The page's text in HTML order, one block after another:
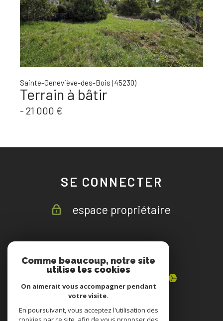
Sainte-Geneviève-des-Bois (45230)
Terrain à bâtir
- 21 000 €
SE CONNECTER
espace propriétaire
ADHÉRENTS
Comme beaucoup, notre site
utilise les cookies
On aimerait vous accompagner pendant
votre visite.
En poursuivant, vous acceptez l'utilisation des